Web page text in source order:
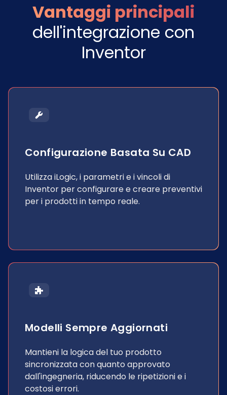
Vantaggi principali
dell'integrazione con
Inventor
Configurazione Basata Su CAD
Utilizza iLogic, i parametri e i vincoli di
Inventor per configurare e creare preventivi
per i prodotti in tempo reale.
Modelli Sempre Aggiornati
Mantieni la logica del tuo prodotto
sincronizzata con quanto approvato
dall'ingegneria, riducendo le ripetizioni e i
costosi errori.